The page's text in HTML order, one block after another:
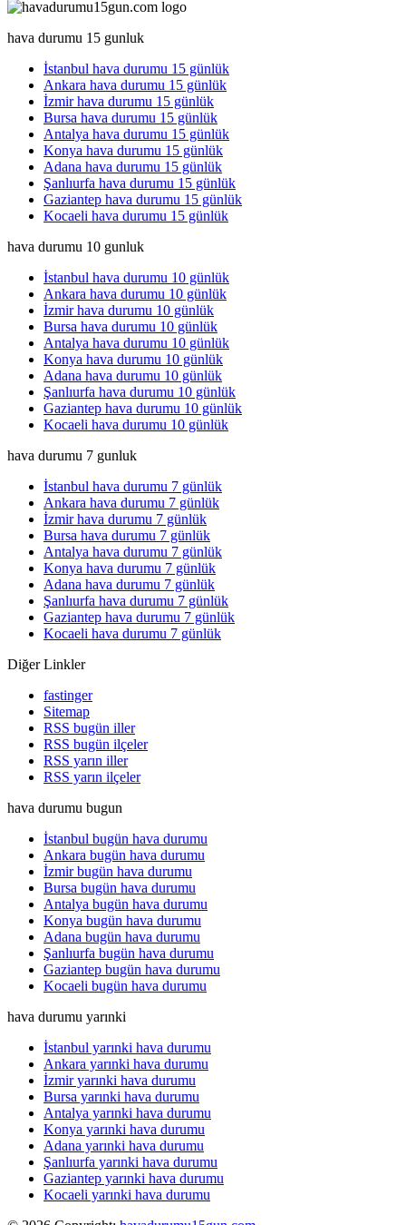
hava durumu 15 gunluk
İstanbul hava durumu 15 günlük
Ankara hava durumu 15 günlük
İzmir hava durumu 15 günlük
Bursa hava durumu 15 günlük
Antalya hava durumu 15 günlük
Konya hava durumu 15 günlük
Adana hava durumu 15 günlük
Şanlıurfa hava durumu 15 günlük
Gaziantep hava durumu 15 günlük
Kocaeli hava durumu 15 günlük
hava durumu 10 gunluk
İstanbul hava durumu 10 günlük
Ankara hava durumu 10 günlük
İzmir hava durumu 10 günlük
Bursa hava durumu 10 günlük
Antalya hava durumu 10 günlük
Konya hava durumu 10 günlük
Adana hava durumu 10 günlük
Şanlıurfa hava durumu 10 günlük
Gaziantep hava durumu 10 günlük
Kocaeli hava durumu 10 günlük
hava durumu 7 gunluk
İstanbul hava durumu 7 günlük
Ankara hava durumu 7 günlük
İzmir hava durumu 7 günlük
Bursa hava durumu 7 günlük
Antalya hava durumu 7 günlük
Konya hava durumu 7 günlük
Adana hava durumu 7 günlük
Şanlıurfa hava durumu 7 günlük
Gaziantep hava durumu 7 günlük
Kocaeli hava durumu 7 günlük
Diğer Linkler
fastinger
Sitemap
RSS bugün iller
RSS bugün ilçeler
RSS yarın iller
RSS yarın ilçeler
hava durumu bugun
İstanbul bugün hava durumu
Ankara bugün hava durumu
İzmir bugün hava durumu
Bursa bugün hava durumu
Antalya bugün hava durumu
Konya bugün hava durumu
Adana bugün hava durumu
Şanlıurfa bugün hava durumu
Gaziantep bugün hava durumu
Kocaeli bugün hava durumu
hava durumu yarınki
İstanbul yarınki hava durumu
Ankara yarınki hava durumu
İzmir yarınki hava durumu
Bursa yarınki hava durumu
Antalya yarınki hava durumu
Konya yarınki hava durumu
Adana yarınki hava durumu
Şanlıurfa yarınki hava durumu
Gaziantep yarınki hava durumu
Kocaeli yarınki hava durumu